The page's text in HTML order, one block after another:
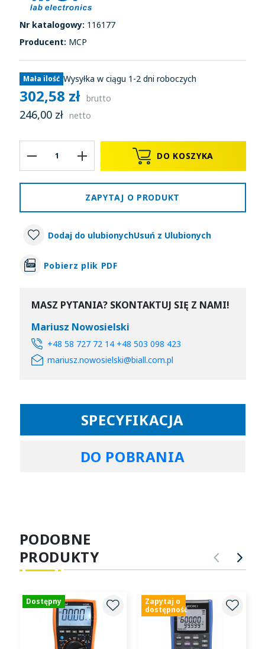
Nr katalogowy: 116177
Producent: MCP
Mała ilość Wysyłka w ciągu 1-2 dni roboczych
302,58 zł brutto
246,00 zł netto
DO KOSZYKA
ZAPYTAJ O PRODUKT
Dodaj do ulubionychUsuń z Ulubionych
Pobierz plik PDF
MASZ PYTANIA? SKONTAKTUJ SIĘ Z NAMI!
Mariusz Nowosielski
+48 58 727 72 14 +48 503 098 423
mariusz.nowosielski@biall.com.pl
SPECYFIKACJA
DO POBRANIA
PODOBNE
PRODUKTY
Dostępny
Zapytaj o
dostępność